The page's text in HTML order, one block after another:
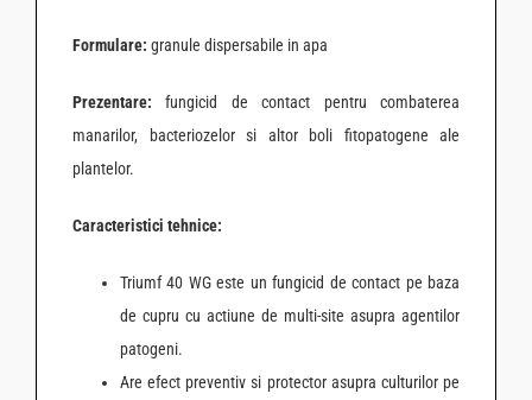
Formulare: granule dispersabile in apa
Prezentare:fungicid de contact pentru combaterea
manarilor, bacteriozelor si altor boli fitopatogene ale
plantelor.
Caracteristici tehnice:
Triumf 40 WG este un fungicid de contact pe baza
de cupru cu actiune de multi-site asupra agentilor
patogeni.
Are efect preventiv si protector asupra culturilor pe